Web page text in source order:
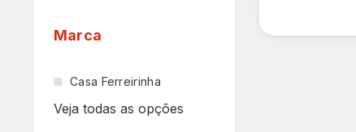
Marca
Casa Ferreirinha
Veja todas as opções